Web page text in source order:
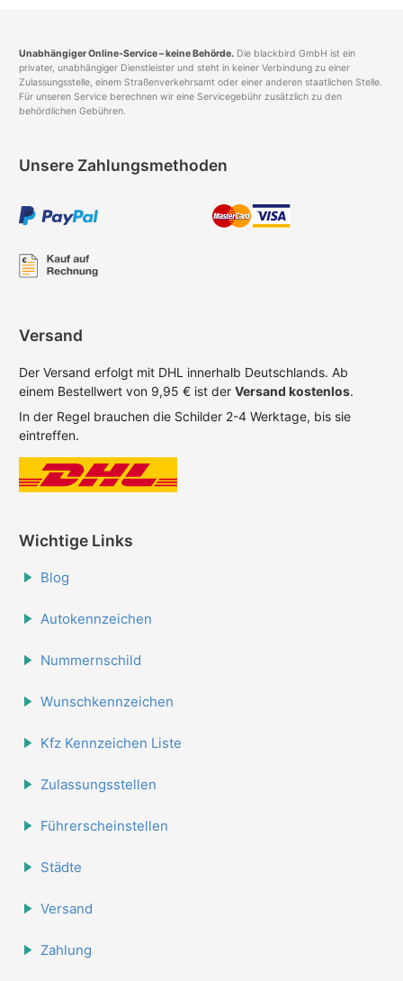
Unabhängiger Online-Service – keine Behörde. Die blackbird GmbH ist ein
privater, unabhängiger Dienstleister und steht in keiner Verbindung zu einer
Zulassungsstelle, einem Straßenverkehrsamt oder einer anderen staatlichen Stelle.
Für unseren Service berechnen wir eine Servicegebühr zusätzlich zu den
behördlichen Gebühren.
Unsere Zahlungsmethoden
Versand
Der Versand erfolgt mit DHL innerhalb Deutschlands. Ab
einem Bestellwert von 9,95 € ist der Versand kostenlos.
In der Regel brauchen die Schilder 2-4 Werktage, bis sie
eintreffen.
Wichtige Links
Blog
Autokennzeichen
Nummernschild
Wunschkennzeichen
Kfz Kennzeichen Liste
Zulassungsstellen
Führerscheinstellen
Städte
Versand
Zahlung